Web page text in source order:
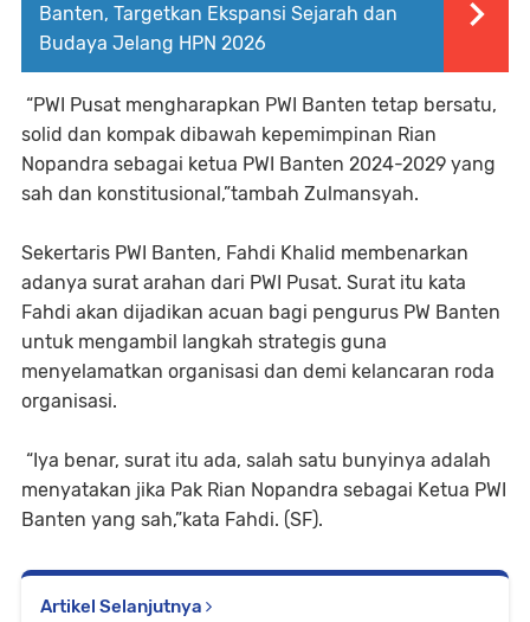
Banten, Targetkan Ekspansi Sejarah dan
Budaya Jelang HPN 2026
“PWI Pusat mengharapkan PWI Banten tetap bersatu,
solid dan kompak dibawah kepemimpinan Rian
Nopandra sebagai ketua PWI Banten 2024-2029 yang
sah dan konstitusional,”tambah Zulmansyah.
Sekertaris PWI Banten, Fahdi Khalid membenarkan
adanya surat arahan dari PWI Pusat. Surat itu kata
Fahdi akan dijadikan acuan bagi pengurus PW Banten
untuk mengambil langkah strategis guna
menyelamatkan organisasi dan demi kelancaran roda
organisasi.
“Iya benar, surat itu ada, salah satu bunyinya adalah
menyatakan jika Pak Rian Nopandra sebagai Ketua PWI
Banten yang sah,”kata Fahdi. (SF).
Artikel Selanjutnya